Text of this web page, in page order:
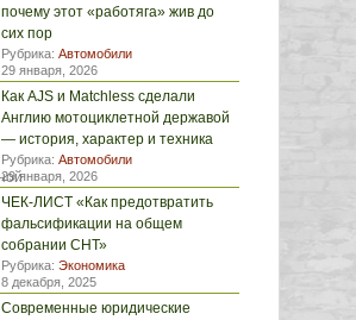
почему этот «работяга» жив до
сих пор
Рубрика: Автомобили
29 января, 2026
Как AJS и Matchless сделали
Англию мотоциклетной державой
— история, характер и техника
Рубрика: Автомобили
29 января, 2026
ЧЕК-ЛИСТ «Как предотвратить
фальсификации на общем
собрании СНТ»
Рубрика: Экономика
8 декабря, 2025
Современные юридические